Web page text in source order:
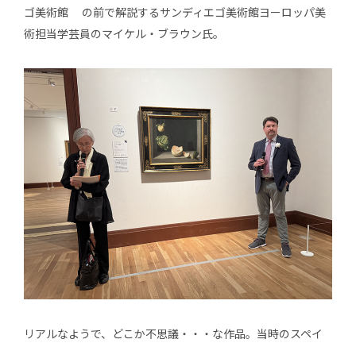
ゴ美術館 の前で解説するサンディエゴ美術館ヨーロッパ美
術担当学芸員のマイケル・ブラウン氏。
リアルなようで、どこか不思議・・・な作品。当時のスペイ